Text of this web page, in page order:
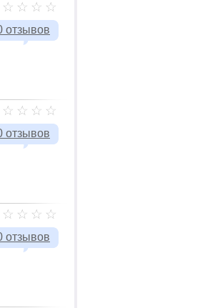
отзывов
отзывов
отзывов